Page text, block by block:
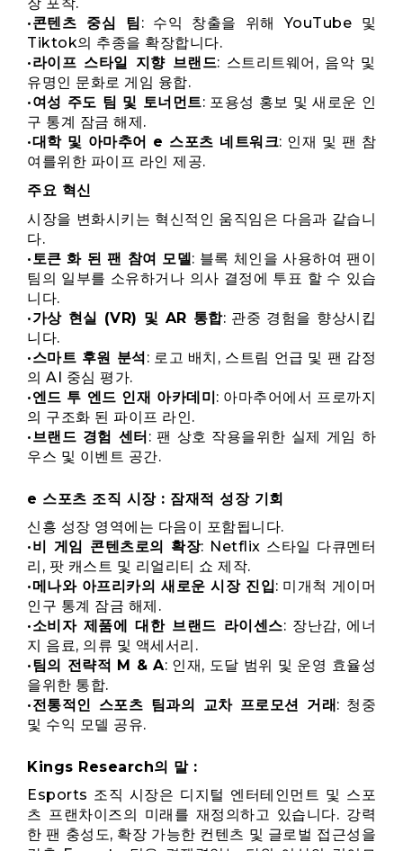
•콘텐츠 중심 팀 : 수익 창출을 위해 YouTube 및
Tiktok의 추종을 확장합니다.
•라이프 스타일 지향 브랜드: 스트리트웨어, 음악 및
유명인 문화로 게임 융합.
•여성 주도 팀 및 토너먼트: 포용성 홍보 및 새로운 인
구 통계 잠금 해제.
•대학 및 아마추어 e 스포츠 네트워크: 인재 및 팬 참
여를위한 파이프 라인 제공.
주요 혁신
시장을 변화시키는 혁신적인 움직임은 다음과 같습니
다.
•토큰 화 된 팬 참여 모델: 블록 체인을 사용하여 팬이
팀의 일부를 소유하거나 의사 결정에 투표 할 수 있습
니다.
•가상 현실 (VR) 및 AR 통합: 관중 경험을 향상시킵
니다.
•스마트 후원 분석 : 로고 배치, 스트림 언급 및 팬 감정
의 AI 중심 평가.
•엔드 투 엔드 인재 아카데미: 아마추어에서 프로까지
의 구조화 된 파이프 라인.
•브랜드 경험 센터 : 팬 상호 작용을위한 실제 게임 하
우스 및 이벤트 공간.
e 스포츠 조직 시장 : 잠재적 성장 기회
신흥 성장 영역에는 다음이 포함됩니다.
•비 게임 콘텐츠로의 확장: Netflix 스타일 다큐멘터
리, 팟 캐스트 및 리얼리티 쇼 제작.
•메나와 아프리카의 새로운 시장 진입: 미개척 게이머
인구 통계 잠금 해제.
•소비자 제품에 대한 브랜드 라이센스: 장난감, 에너
지 음료, 의류 및 액세서리.
•팀의 전략적 M & A: 인재, 도달 범위 및 운영 효율성
을위한 통합.
•전통적인 스포츠 팀과의 교차 프로모션 거래: 청중
및 수익 모델 공유.
Kings Research의 말 :
Esports 조직 시장은 디지털 엔터테인먼트 및 스포
츠 프랜차이즈의 미래를 재정의하고 있습니다. 강력
한 팬 충성도, 확장 가능한 컨텐츠 및 글로벌 접근성을